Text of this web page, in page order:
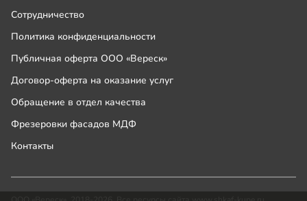
Сотрудничество
Политика конфиденциальности
Публичная оферта ООО «Вереск»
Договор-оферта на оказание услуг
Обращение в отдел качества
Фрезеровки фасадов МДФ
Контакты